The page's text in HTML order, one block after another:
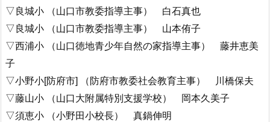
▽良城小 （山口市教委指導主事） 白石真也
▽良城小 （山口市教委指導主事） 山本侑子
▽西浦小 （山口徳地青少年自然の家指導主事） 藤井恵美
子
▽小野小[防府市] （防府市教委社会教育主事） 川橋保夫
▽藤山小 （山口大附属特別支援学校） 岡本久美子
▽須恵小 （小野田小校長） 真鍋伸明